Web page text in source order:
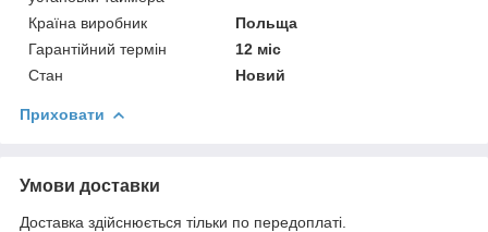
Країна виробник
Польща
Гарантійний термін
12 міс
Стан
Новий
Приховати
Умови доставки
Доставка здійснюється тільки по передоплаті.